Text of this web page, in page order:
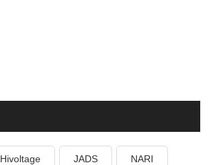
Hivoltage JADS NARI